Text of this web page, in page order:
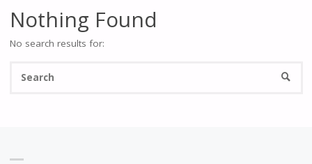
Nothing Found
No search results for: